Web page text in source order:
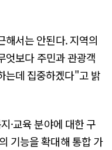
해서는 안된다. 지역의
엇보다 주민과 관광객
는데 집중하겠다"고 밝
·교육 분야에 대한 구
기능을 확대해 통합 가